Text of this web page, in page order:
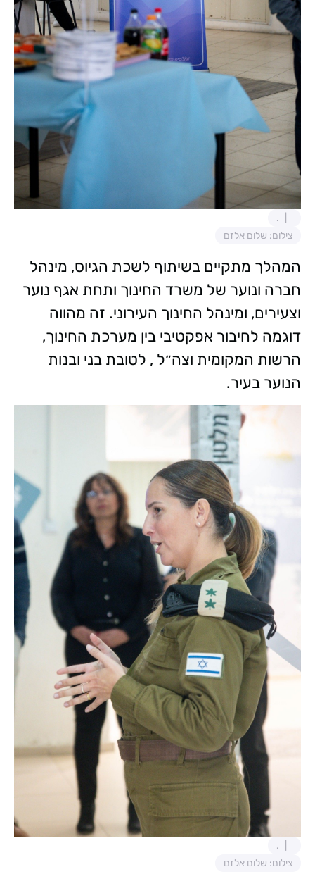
.
צילום: שלום אלזם
המהלך מתקיים בשיתוף לשכת הגיוס, מינהל
חברה ונוער של משרד החינוך ותחת אגף נוער
וצעירים, ומינהל החינוך העירוני. זה מהווה
דוגמה לחיבור אפקטיבי בין מערכת החינוך,
הרשות המקומית וצה״ל , לטובת בני ובנות
הנוער בעיר.
.
צילום: שלום אלזם